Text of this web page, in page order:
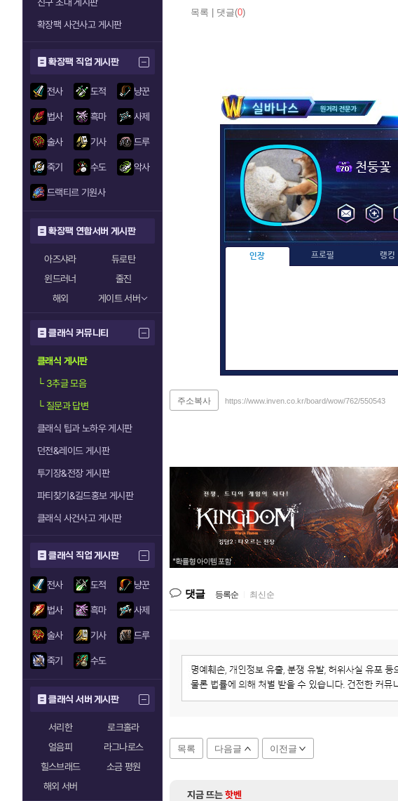
확장팩 사건사고 게시판
확장팩 직업 게시판
전사 도적 냥꾼
법사 흑마 사제
술사 기사 드루
죽기 수도 악사
드랙티르 기원사
확장팩 연합서버 게시판
아즈샤라
듀로탄
윈드러너
줄진
해외
게이트 서버
클래식 커뮤니티
클래식 게시판
└3추글 모음
└질문과 답변
클래식 팁과 노하우 게시판
던전&레이드 게시판
투기장&전장 게시판
파티찾기&길드홍보 게시판
클래식 사건사고 게시판
클래식 직업 게시판
전사 도적 냥꾼
법사 흑마 사제
술사 기사 드루
죽기 수도
클래식 서버 게시판
서리한
로크홀라
얼음피
라그나로스
힐스브래드
소금 평원
해외 서버
목록 | 댓글(0)
천둥꽃
인장 프로필 랭킹
주소복사 https://www.inven.co.kr/board/wow/762/550543
댓글 등록순 최신순
목록 다음글 이전글
지금 뜨는핫벤